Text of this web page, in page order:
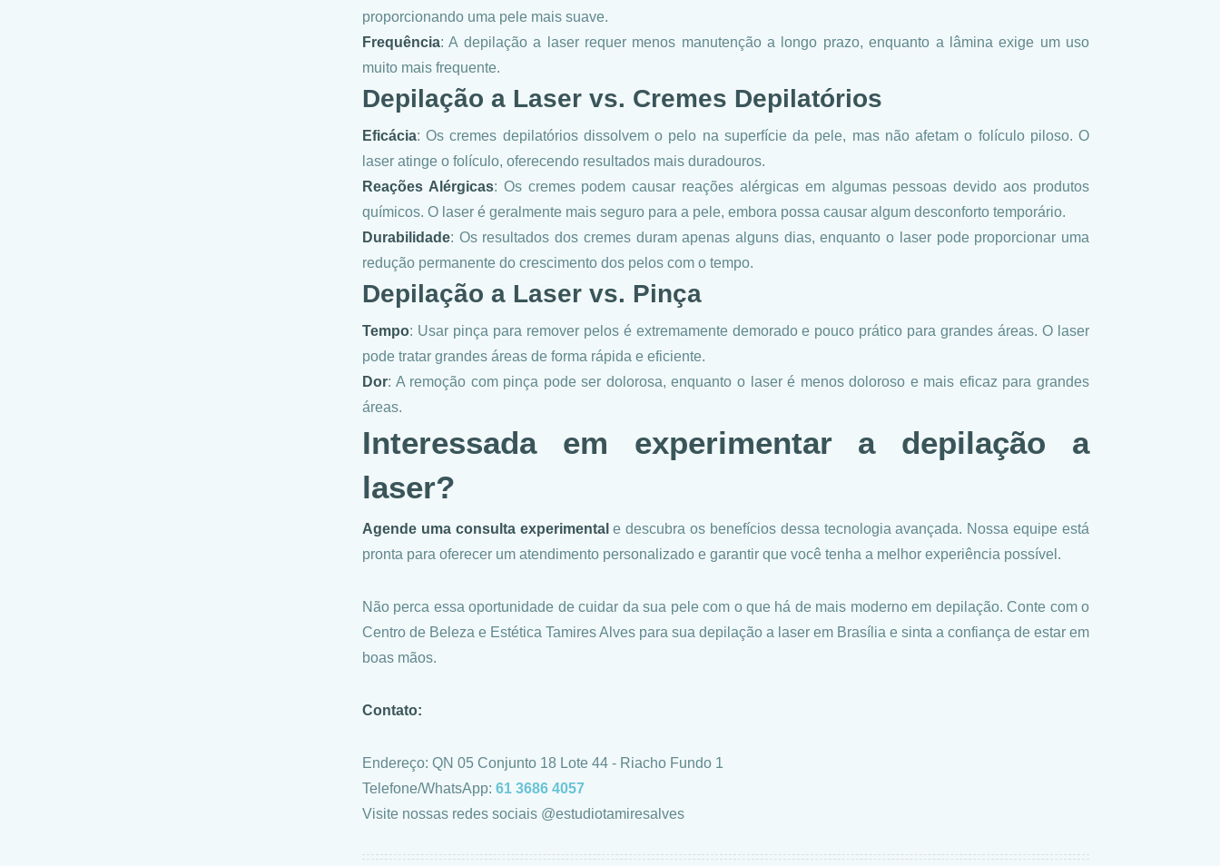
proporcionando uma pele mais suave.
Frequência: A depilação a laser requer menos manutenção a longo prazo, enquanto a lâmina exige um uso
muito mais frequente.
Depilação a Laser vs. Cremes Depilatórios
Eficácia: Os cremes depilatórios dissolvem o pelo na superfície da pele, mas não afetam o folículo piloso. O
laser atinge o folículo, oferecendo resultados mais duradouros.
Reações Alérgicas: Os cremes podem causar reações alérgicas em algumas pessoas devido aos produtos
químicos. O laser é geralmente mais seguro para a pele, embora possa causar algum desconforto temporário.
Durabilidade: Os resultados dos cremes duram apenas alguns dias, enquanto o laser pode proporcionar uma
redução permanente do crescimento dos pelos com o tempo.
Depilação a Laser vs. Pinça
Tempo: Usar pinça para remover pelos é extremamente demorado e pouco prático para grandes áreas. O laser
pode tratar grandes áreas de forma rápida e eficiente.
Dor: A remoção com pinça pode ser dolorosa, enquanto o laser é menos doloroso e mais eficaz para grandes
áreas.
Interessada em experimentar a depilação a
laser?
Agende uma consulta experimentale descubra os benefícios dessa tecnologia avançada. Nossa equipe está
pronta para oferecer um atendimento personalizado e garantir que você tenha a melhor experiência possível.
Não perca essa oportunidade de cuidar da sua pele com o que há de mais moderno em depilação. Conte com o
Centro de Beleza e Estética Tamires Alves para sua depilação a laser em Brasília e sinta a confiança de estar em
boas mãos.
Contato:
Endereço: QN 05 Conjunto 18 Lote 44 - Riacho Fundo 1
Telefone/WhatsApp: 61 3686 4057
Visite nossas redes sociais @estudiotamiresalves